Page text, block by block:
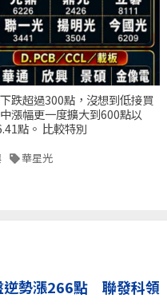
跌超過300點，沒想到低接買
漲幅更一度擴大到600點以
點。 比較特別
華星光
逆勢漲266點 聯發科領